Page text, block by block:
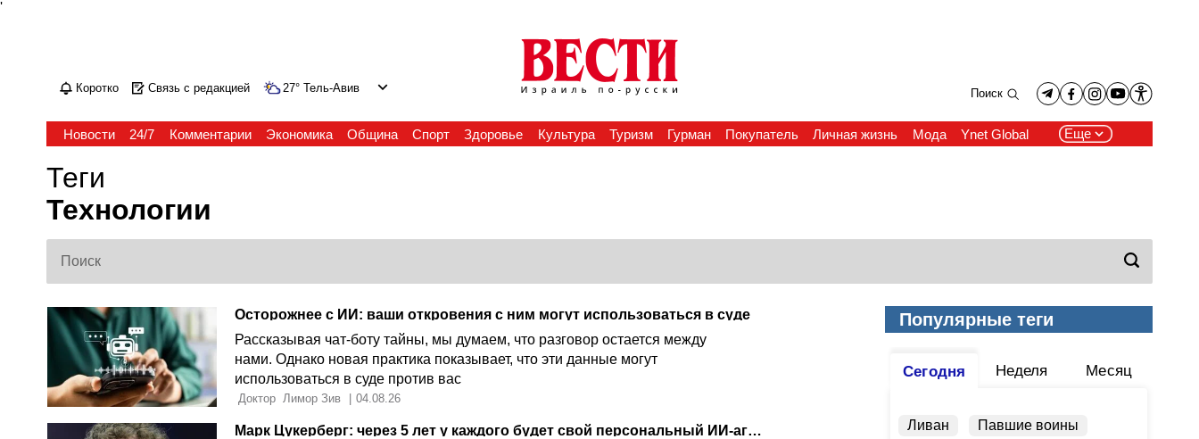
'
Коротко Связь с редакцией 27° Тель-Авив Поиск
Новости 24/7 Комментарии Экономика Община Спорт Здоровье Культура Туризм Гурман Покупатель Личная жизнь Мода Ynet Global Еще
Теги
Технологии
Осторожнее с ИИ: ваши откровения с ним могут использоваться в суде
Рассказывая чат-боту тайны, мы думаем, что разговор остается между
нами. Однако новая практика показывает, что эти данные могут
использоваться в суде против вас
04.08.26
Марк Цукерберг: через 5 лет у каждого будет свой персональный ИИ-агент
Популярные теги
Сегодня Неделя Месяц
Ливан Павшие воины